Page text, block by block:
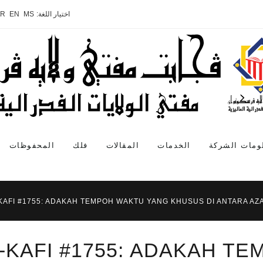
اختيار اللغة: MS
EN
الشركة الخدمات المقالات فلك المحفوظات
#1755: ADAKAH TEMPOH WAKTU YANG KHUSUS DI ANTARA
KAFI #1755: ADAKAH